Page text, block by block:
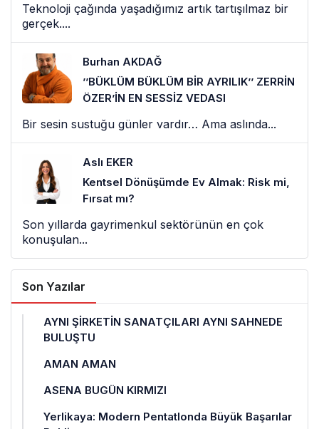
Teknoloji çağında yaşadığımız artık tartışılmaz bir
gerçek....
Burhan AKDAĞ
’’BÜKLÜM BÜKLÜM BİR AYRILIK’’ ZERRİN
ÖZER’İN EN SESSİZ VEDASI
Bir sesin sustuğu günler vardır… Ama aslında...
Aslı EKER
Kentsel Dönüşümde Ev Almak: Risk mi,
Fırsat mı?
Son yıllarda gayrimenkul sektörünün en çok
konuşulan...
Son Yazılar
AYNI ŞİRKETİN SANATÇILARI AYNI SAHNEDE
BULUŞTU
AMAN AMAN
ASENA BUGÜN KIRMIZI
Yerlikaya: Modern Pentatlonda Büyük Başarılar